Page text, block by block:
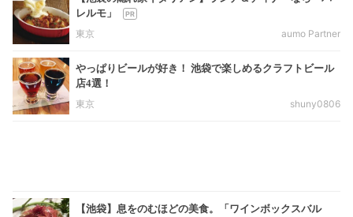
レルモ」
東京
aumo Partner
やっぱりビールが好き！ 池袋で楽しめるクラフトビール
店4選！
東京
shuny0806
【池袋】息をのむほどの美食。「ワインボックスバル